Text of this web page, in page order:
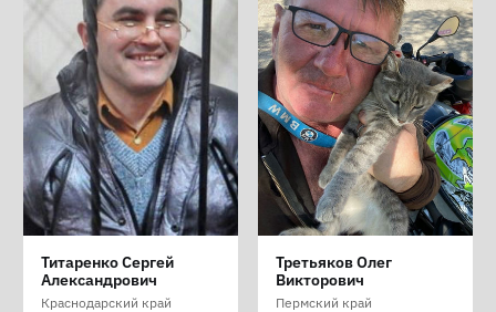
Симонов Семён
Леонидович
Краснодарский край
Степанов Олег
Евгеньевич
Краснодарский край
Суханов Ярослав
Андреевич
Республика Крым
Титаренко Сергей
Александрович
Краснодарский край
Третьяков Олег
Викторович
Пермский край